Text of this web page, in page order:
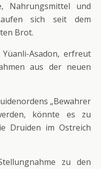
Nahrungsmittel und
sich seit dem
Brot.
Asadon, erfreut
aus der neuen
„Bewahrer
könnte es zu
Druiden im Ostreich
zu den